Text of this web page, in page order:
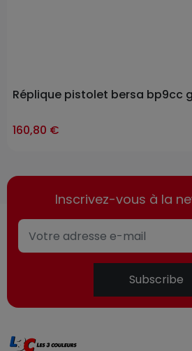
Réplique pistolet bersa bp9cc
160,80 €
Inscrivez-vous à la
Subscribe